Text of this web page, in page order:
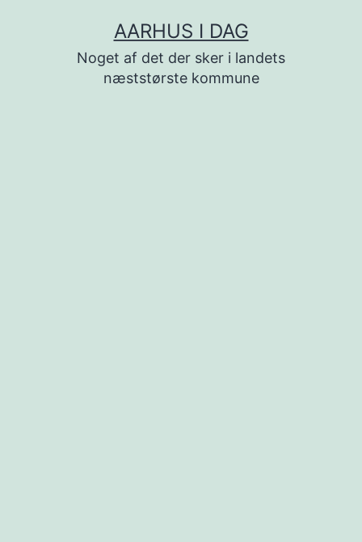
AARHUS I DAG
Noget af det der sker i landets
næststørste kommune